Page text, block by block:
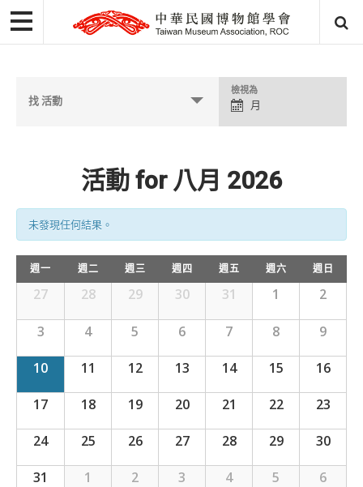
找 活動
活
動
視
檢視為
月
活動 for 八月 2026
未發現任何結果。
週一 週二 週三 週四 週五 週六 週日
27 28 29 30 31 1 2
3 4 5 6 7 8 9
10 11 12 13 14 15 16
17 18 19 20 21 22 23
24 25 26 27 28 29 30
31 1 2 3 4 5 6